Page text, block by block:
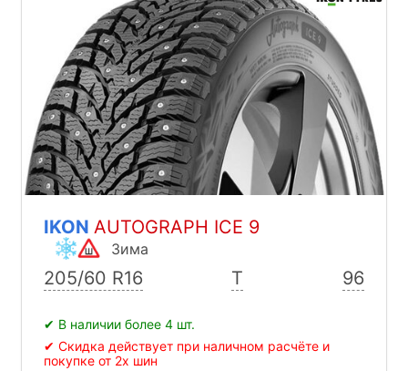
IKON AUTOGRAPH ICE 9
Зима
205/60 R16 T 96
✔ В наличии более 4 шт.
✔ Скидка действует при наличном расчёте и
покупке от 2х шин